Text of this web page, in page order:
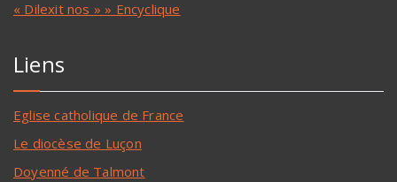
« Dilexit nos » » Encyclique
Liens
Eglise catholique de France
Le diocèse de Luçon
Doyenné de Talmont